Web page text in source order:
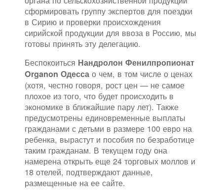
сформировать группу экспертов для поездки
в Сирию и проверки происхождения
сирийской продукции для ввоза в Россию, мы
готовы принять эту делегацию.
Беспокоиться Нандролон Фенилпропионат
Organon Одесса о чем, в том числе о ценах
(хотя, честно говоря, рост цен — не самое
плохое из того, что будет происходить в
экономике в ближайшие пару лет). Также
предусмотрены единовременные выплаты
гражданами с детьми в размере 100 евро на
ребенка, вырастут и пособия по безработице
таким гражданам. В текущем году она
намерена открыть еще 24 торговых моллов и
18 отелей, подтверждают данные,
размещенные на ее сайте.